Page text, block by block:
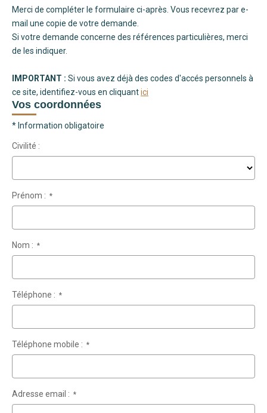
Merci de compléter le formulaire ci-après. Vous recevrez par e-
mail une copie de votre demande.
Si votre demande concerne des références particulières, merci
de les indiquer.
IMPORTANT : Si vous avez déjà des codes d'accés personnels à
ce site, identifiez-vous en cliquantici
Vos coordonnées
* Information obligatoire
Civilité :
Prénom : *
Nom : *
Téléphone : *
Téléphone mobile : *
Adresse email : *